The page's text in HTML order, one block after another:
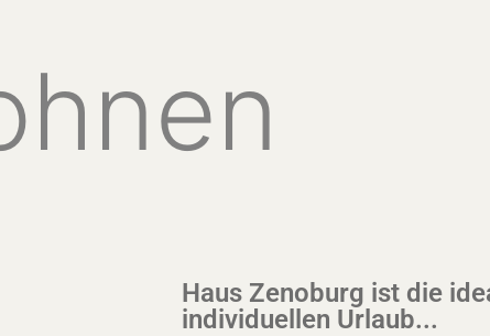
Haus Zenoburg ist die
individuellen Urlaub...